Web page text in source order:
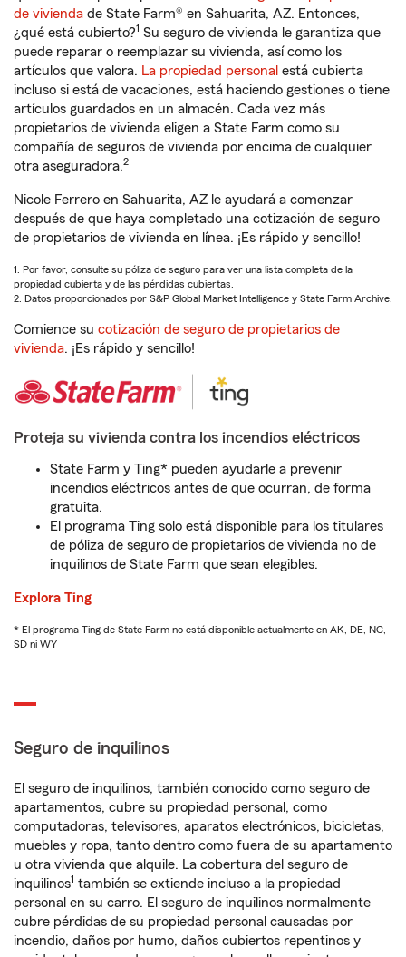
de vivienda de State Farm® en Sahuarita, AZ. Entonces,
¿qué está cubierto?1 Su seguro de vivienda le garantiza que
puede reparar o reemplazar su vivienda, así como los
artículos que valora. La propiedad personal está cubierta
incluso si está de vacaciones, está haciendo gestiones o tiene
artículos guardados en un almacén. Cada vez más
propietarios de vivienda eligen a State Farm como su
compañía de seguros de vivienda por encima de cualquier
otra aseguradora.2
Nicole Ferrero en Sahuarita, AZ le ayudará a comenzar
después de que haya completado una cotización de seguro
de propietarios de vivienda en línea. ¡Es rápido y sencillo!
1. Por favor, consulte su póliza de seguro para ver una lista completa de la
propiedad cubierta y de las pérdidas cubiertas.
2. Datos proporcionados por S&P Global Market Intelligence y State Farm Archive.
Comience su cotización de seguro de propietarios de
vivienda. ¡Es rápido y sencillo!
Proteja su vivienda contra los incendios eléctricos
State Farm y Ting* pueden ayudarle a prevenir
incendios eléctricos antes de que ocurran, de forma
gratuita.
El programa Ting solo está disponible para los titulares
de póliza de seguro de propietarios de vivienda no de
inquilinos de State Farm que sean elegibles.
Explora Ting
* El programa Ting de State Farm no está disponible actualmente en AK, DE, NC,
SD ni WY
Seguro de inquilinos
El seguro de inquilinos, también conocido como seguro de
apartamentos, cubre su propiedad personal, como
computadoras, televisores, aparatos electrónicos, bicicletas,
muebles y ropa, tanto dentro como fuera de su apartamento
u otra vivienda que alquile. La cobertura del seguro de
inquilinos1 también se extiende incluso a la propiedad
personal en su carro. El seguro de inquilinos normalmente
cubre pérdidas de su propiedad personal causadas por
incendio, daños por humo, daños cubiertos repentinos y